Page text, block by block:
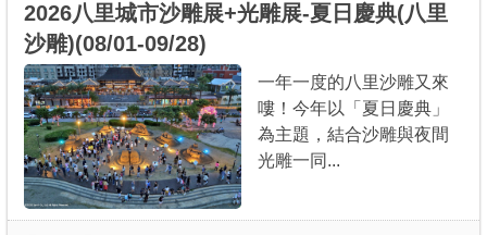
2026八里城市沙雕展+光雕展-夏日慶典(八里
沙雕)(08/01-09/28)
一年一度的八里沙雕又來
嘍！今年以「夏日慶典」
為主題，結合沙雕與夜間
光雕一同...